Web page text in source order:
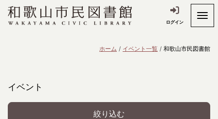
ログイン
ホーム イベント一覧 和歌山市民図書館
イベント
絞り込む